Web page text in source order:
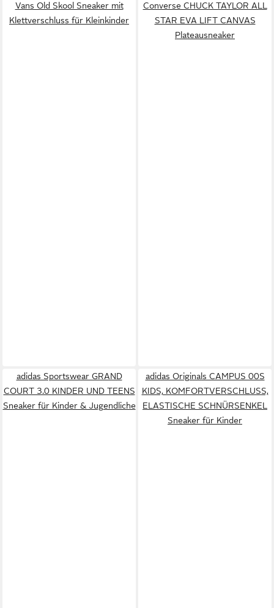
Vans Old Skool Sneaker mit
Klettverschluss für Kleinkinder
Converse CHUCK TAYLOR ALL
STAR EVA LIFT CANVAS
Plateausneaker
adidas Sportswear GRAND
COURT 3.0 KINDER UND TEENS
Sneaker für Kinder & Jugendliche
adidas Originals CAMPUS 00S
KIDS, KOMFORTVERSCHLUSS,
ELASTISCHE SCHNÜRSENKEL
Sneaker für Kinder